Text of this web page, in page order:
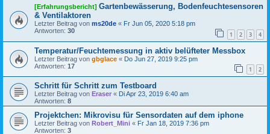
[Erfahrungsbericht] Gartenbewässerung, Bodenfeuchtesensoren
& Ventilaktoren
Letzter Beitrag von ms20de « Fr Jun 05, 2020 5:18 pm
Antworten: 30 1 2 3 4
Temperatur/Feuchtemessung in aktiv belüfteter Messbox
Letzter Beitrag von gbglace « Do Jun 27, 2019 9:25 pm
Antworten: 17 1 2
Schritt für Schritt zum Testboard
Letzter Beitrag von Eraser « Di Apr 23, 2019 6:40 am
Antworten: 8
Projektchen: Mikrovisu für Sensordaten auf dem iphone
Letzter Beitrag von Robert_Mini « Fr Jan 18, 2019 7:36 pm
Antworten: 3